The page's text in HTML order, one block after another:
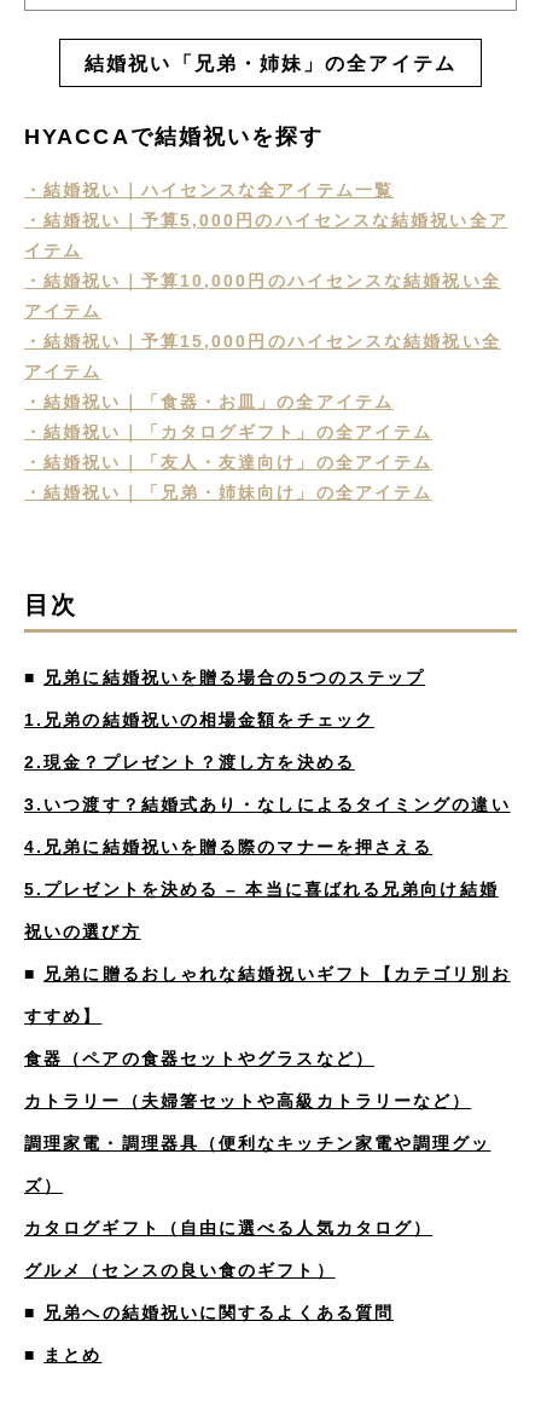
硝子店］
結婚祝い「兄弟・姉妹」の全アイテム
HYACCAで結婚祝いを探す
・結婚祝い｜ハイセンスな全アイテム一覧
・結婚祝い｜予算5,000円のハイセンスな結婚祝い全ア
イテム
・結婚祝い｜予算10,000円のハイセンスな結婚祝い全
アイテム
・結婚祝い｜予算15,000円のハイセンスな結婚祝い全
アイテム
・結婚祝い｜「食器・お皿」の全アイテム
・結婚祝い｜「カタログギフト」の全アイテム
・結婚祝い｜「友人・友達向け」の全アイテム
・結婚祝い｜「兄弟・姉妹向け」の全アイテム
目次
■ 兄弟に結婚祝いを贈る場合の5つのステップ
1.兄弟の結婚祝いの相場金額をチェック
2.現金？プレゼント？渡し方を決める
3.いつ渡す？結婚式あり・なしによるタイミングの違い
4.兄弟に結婚祝いを贈る際のマナーを押さえる
5.プレゼントを決める – 本当に喜ばれる兄弟向け結婚
祝いの選び方
■ 兄弟に贈るおしゃれな結婚祝いギフト【カテゴリ別お
すすめ】
食器（ペアの食器セットやグラスなど）
カトラリー（夫婦箸セットや高級カトラリーなど）
調理家電・調理器具（便利なキッチン家電や調理グッ
ズ）
カタログギフト（自由に選べる人気カタログ）
グルメ（センスの良い食のギフト）
■ 兄弟への結婚祝いに関するよくある質問
■ まとめ